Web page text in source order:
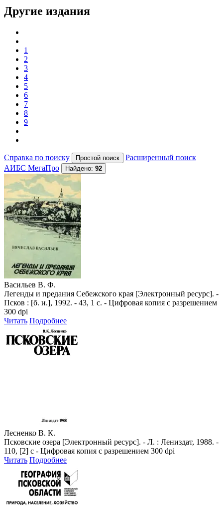
Другие издания
1
2
3
4
5
6
7
8
9
Справка по поиску
Расширенный поиск
АИБС МегаПро
Найдено: 92
Васильев В. Ф.
Легенды и предания Себежского края [Электронный ресурс]. -
Псков : [б. и.], 1992. - 43, 1 с. - Цифровая копия с разрешением
300 dpi
Читать Подробнее
Лесненко В. К.
Псковские озера [Электронный ресурс]. - Л. : Лениздат, 1988. -
110, [2] с - Цифровая копия с разрешением 300 dpi
Читать Подробнее